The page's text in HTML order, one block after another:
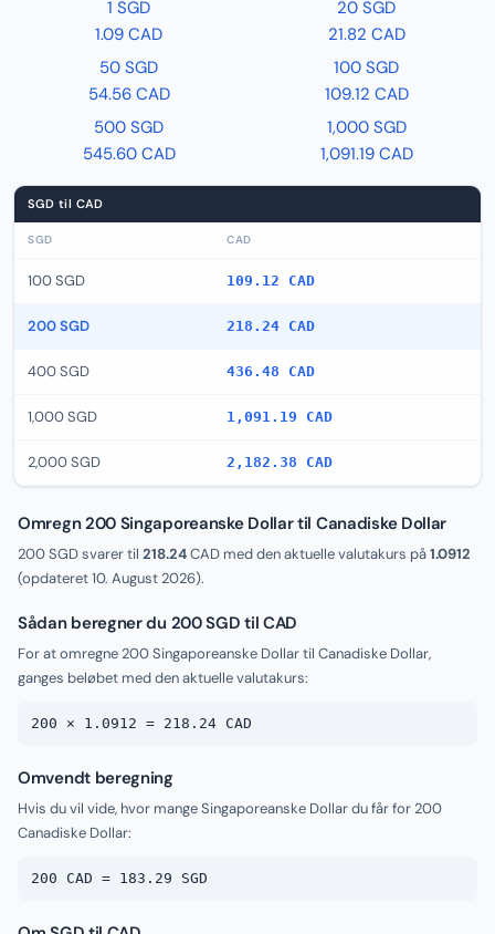
1 SGD
1.09 CAD
20 SGD
21.82 CAD
50 SGD
54.56 CAD
100 SGD
109.12 CAD
500 SGD
545.60 CAD
1,000 SGD
1,091.19 CAD
SGD til CAD
SGD CAD
100 SGD 109.12 CAD
200 SGD 218.24 CAD
400 SGD 436.48 CAD
1,000 SGD 1,091.19 CAD
2,000 SGD 2,182.38 CAD
Omregn 200 Singaporeanske Dollar til Canadiske Dollar
200 SGD svarer til 218.24CAD med den aktuelle valutakurs på1.0912
(opdateret10. August 2026).
Sådan beregner du 200 SGD til CAD
For at omregne 200 Singaporeanske Dollar til Canadiske Dollar,
ganges beløbet med den aktuelle valutakurs:
200 × 1.0912 = 218.24 CAD
Omvendt beregning
Hvis du vil vide, hvor mange Singaporeanske Dollar du får for 200
Canadiske Dollar:
200 CAD = 183.29 SGD